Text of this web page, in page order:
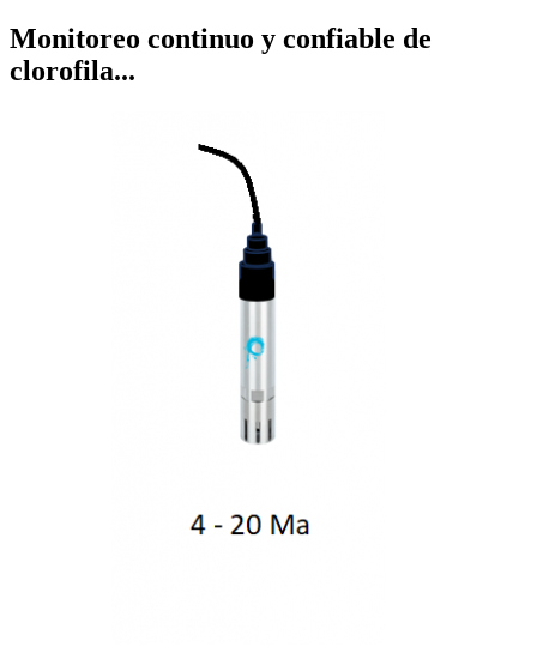
Monitoreo continuo y confiable de
clorofila...